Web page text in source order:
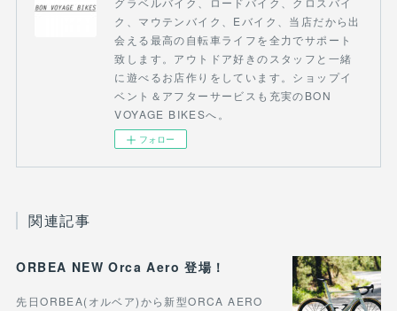
ク、マウテンバイク、Eバイク、当店だから出
会える最高の自転車ライフを全力でサポート
致します。アウトドア好きのスタッフと一緒
に遊べるお店作りをしています。ショップイ
ベント＆アフターサービスも充実のBON
VOYAGE BIKESへ。
フォロー
関連記事
ORBEA NEW Orca Aero 登場！
先日ORBEA(オルベア)から新型ORCA AERO